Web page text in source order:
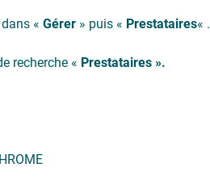
« Gérer » puis « Prestataires« .
recherche « Prestataires ».